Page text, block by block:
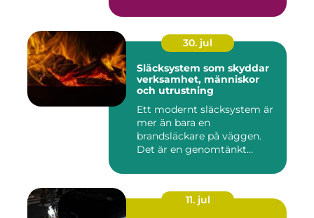
30. jul
Släcksystem som skyddar
verksamhet, människor
och utrustning
Ett modernt släcksystem är
mer än bara en
brandsläckare på väggen.
Det är en genomtänkt
11. jul